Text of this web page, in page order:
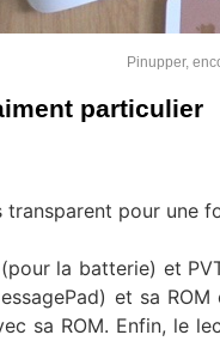
Pinupper,
particulier
transparent pour une
la batterie) et
et sa
sa ROM. Enfin, le